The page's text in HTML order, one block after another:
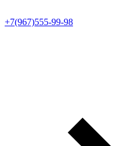
+7(967)555-99-98